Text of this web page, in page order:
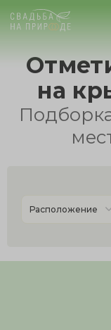
Москва
Банкет
Свадьба
Выпускной
Новогодний
на
Расположение